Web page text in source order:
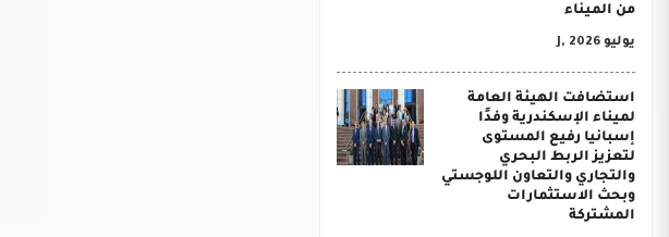
من الميناء
يوليو J, 2026
استضافت الهيئة العامة
لميناء الإسكندرية وفدًا
إسبانيا رفيع المستوى
لتعزيز الربط البحري
والتجاري والتعاون اللوجستي
وبحث الاستثمارات
المشتركة